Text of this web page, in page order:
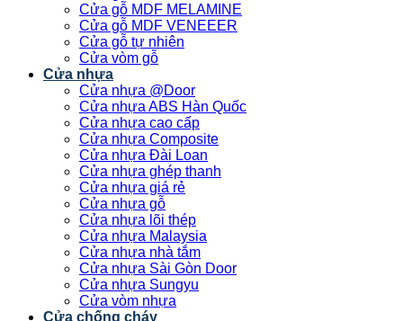
Cửa gỗ MDF MELAMINE
Cửa gỗ MDF VENEEER
Cửa gỗ tự nhiên
Cửa vòm gỗ
Cửa nhựa
Cửa nhựa @Door
Cửa nhựa ABS Hàn Quốc
Cửa nhựa cao cấp
Cửa nhựa Composite
Cửa nhựa Đài Loan
Cửa nhựa ghép thanh
Cửa nhựa giá rẻ
Cửa nhựa gỗ
Cửa nhựa lõi thép
Cửa nhựa Malaysia
Cửa nhựa nhà tắm
Cửa nhựa Sài Gòn Door
Cửa nhựa Sungyu
Cửa vòm nhựa
Cửa chống cháy